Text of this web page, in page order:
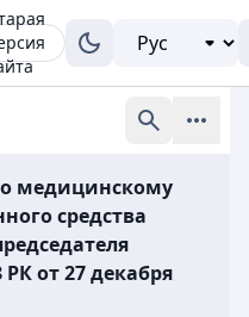
медицинскому
средства
от 27 декабря